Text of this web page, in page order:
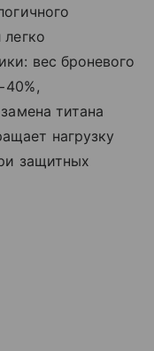
вес броневого
титана
нагрузку
защитных